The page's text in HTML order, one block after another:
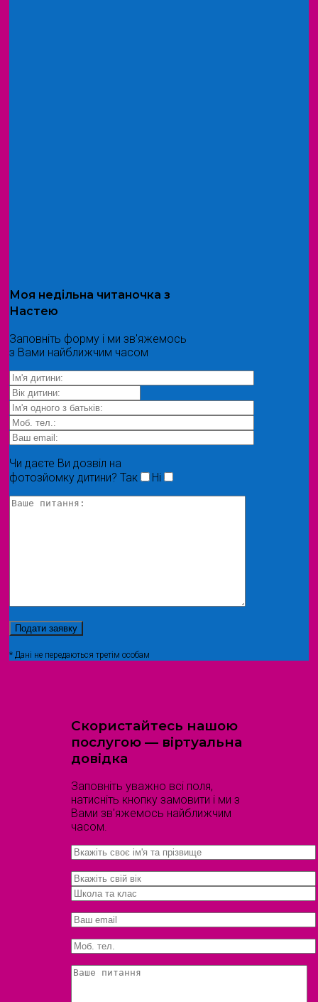
Моя недільна читаночка з
Настею
Заповніть форму і ми зв'яжемось
з Вами найближчим часом
Чи даєте Ви дозвіл на
фотозйомку дитини? Так Ні
* Дані не передаються третім особам
Скористайтесь нашою
послугою — віртуальна
довідка
Заповніть уважно всі поля,
натисніть кнопку замовити і ми з
Вами зв'яжемось найближчим
часом.